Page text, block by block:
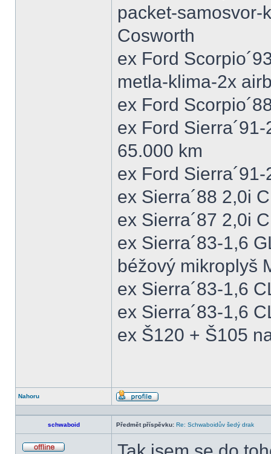
packet-samosvor-
Cosworth
ex Ford
metla-klima-2x
ex Ford
ex Ford
65.000 km
ex Ford
ex Sierra´88 2,0i
ex Sierra´87 2,0i
ex Sierra´83-1,6
béžový mikroplyš
ex Sierra´83-1,6
ex Sierra´83-1,6
ex Š120 + Š105
Nahoru
Profil
schwaboid Předmět příspěvku: Re: Schwaboidův šedý drak